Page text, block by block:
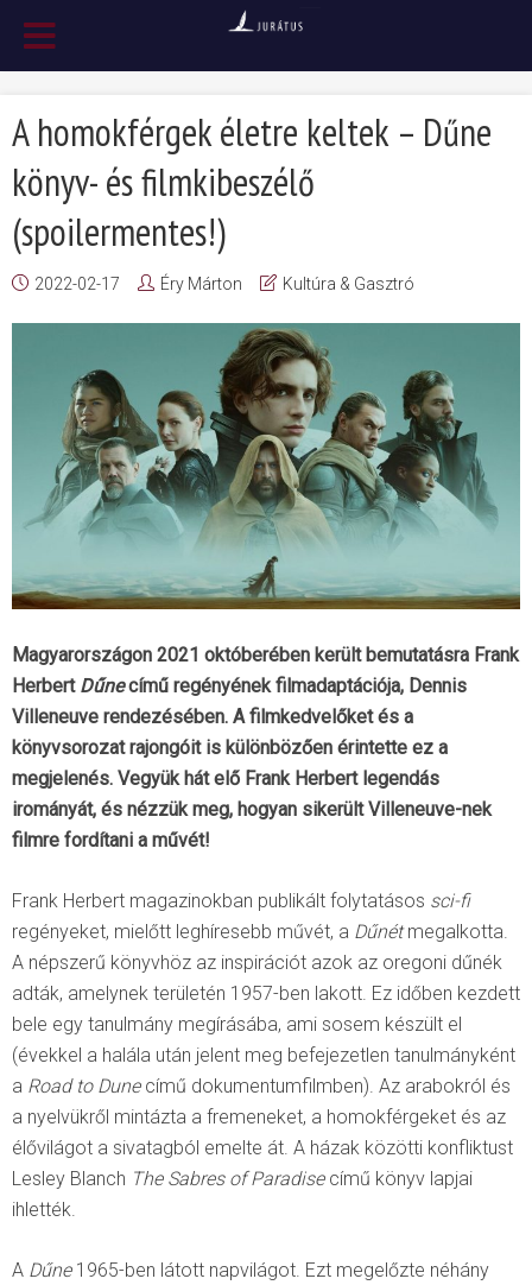
A homokférgek életre keltek – Dűne
könyv- és filmkibeszélő
(spoilermentes!)
2022-02-17 Éry Márton Kultúra & Gasztró
Magyarországon 2021 októberében került bemutatásra Frank
Herbert Dűnecímű regényének filmadaptációja, Dennis
Villeneuve rendezésében. A filmkedvelőket és a
könyvsorozat rajongóit is különbözően érintette ez a
megjelenés. Vegyük hát elő Frank Herbert legendás
irományát, és nézzük meg, hogyan sikerült Villeneuve-nek
filmre fordítani a művét!
Frank Herbert magazinokban publikált folytatásos sci-fi
regényeket, mielőtt leghíresebb művét, a Dűnétmegalkotta.
A népszerű könyvhöz az inspirációt azok az oregoni dűnék
adták, amelynek területén 1957-ben lakott. Ez időben kezdett
bele egy tanulmány megírásába, ami sosem készült el
(évekkel a halála után jelent meg befejezetlen tanulmányként
a Road to Dunecímű dokumentumfilmben). Az arabokról és
a nyelvükről mintázta a fremeneket, a homokférgeket és az
élővilágot a sivatagból emelte át. A házak közötti konfliktust
Lesley Blanch The Sabres of Paradise című könyv lapjai
ihlették.
A Dűne1965-ben látott napvilágot. Ezt megelőzte néhány